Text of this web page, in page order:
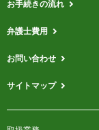
お手続きの流れ
弁護士費用
お問い合わせ
サイトマップ